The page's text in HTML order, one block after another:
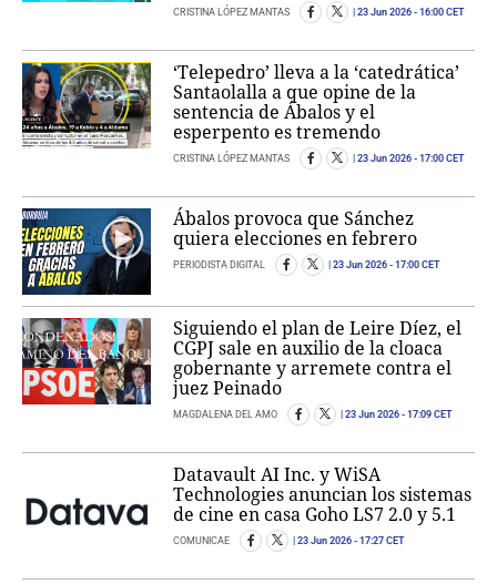
CRISTINA LÓPEZ MANTAS 23 Jun 2026 - 16:00 CET
‘Telepedro’ lleva a la ‘catedrática’
Santaolalla a que opine de la
sentencia de Ábalos y el
esperpento es tremendo
CRISTINA LÓPEZ MANTAS 23 Jun 2026 - 17:00 CET
Ábalos provoca que Sánchez
quiera elecciones en febrero
PERIODISTA DIGITAL 23 Jun 2026 - 17:00 CET
Siguiendo el plan de Leire Díez, el
CGPJ sale en auxilio de la cloaca
gobernante y arremete contra el
juez Peinado
MAGDALENA DEL AMO 23 Jun 2026 - 17:09 CET
Datavault AI Inc. y WiSA
Technologies anuncian los sistemas
de cine en casa Goho LS7 2.0 y 5.1
COMUNICAE 23 Jun 2026 - 17:27 CET